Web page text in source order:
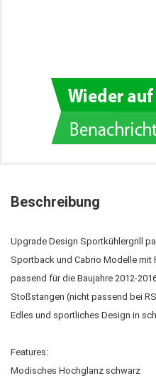
Beschreibung
Upgrade Design Sportkühlergrill
Sportback und Cabrio Modelle mit
passend für die Baujahre 2012-
Stoßstangen (nicht passend bei
Edles und sportliches Design in
Features:
Modisches Hochglanz schwarz